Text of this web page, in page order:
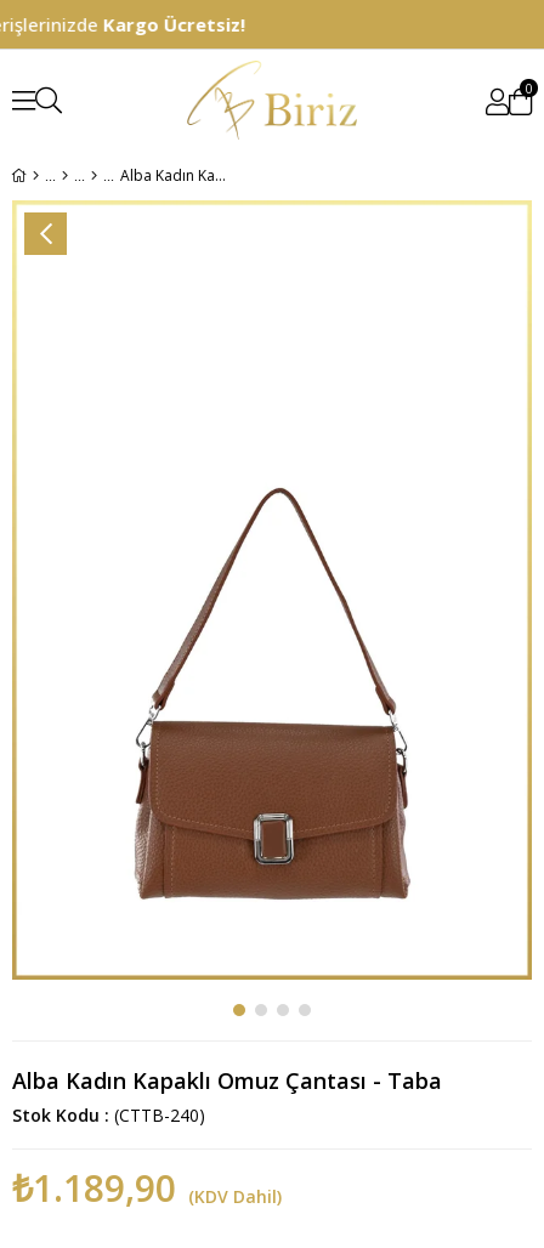
0
Alba Kadın Kapaklı Omuz Çantası - Taba
Alba Kadın Kapaklı Omuz Çantası - Taba
Stok Kodu (CTTB-240)
₺1.189,90 (KDV Dahil)
Kargo Ücretsiz!